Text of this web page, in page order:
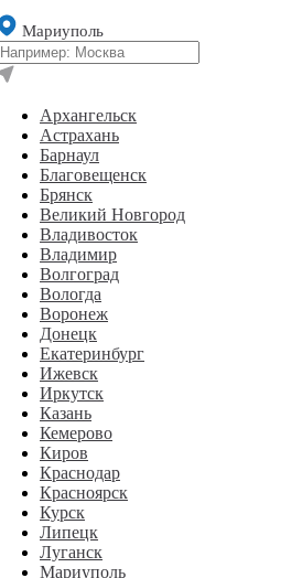
Мариуполь
Архангельск
Астрахань
Барнаул
Благовещенск
Брянск
Великий Новгород
Владивосток
Владимир
Волгоград
Вологда
Воронеж
Донецк
Екатеринбург
Ижевск
Иркутск
Казань
Кемерово
Киров
Краснодар
Красноярск
Курск
Липецк
Луганск
Мариуполь